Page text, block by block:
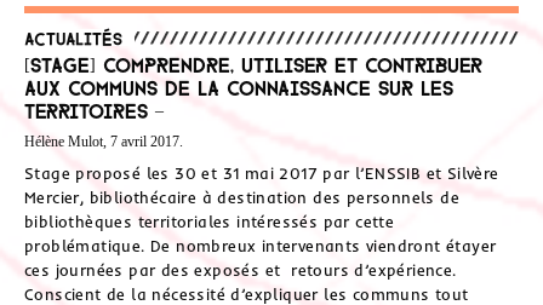
Actualités
[Stage] Comprendre, utiliser et contribuer
aux communs de la connaissance sur les
territoires –
Hélène Mulot, 7 avril 2017.
Stage proposé les 30 et 31 mai 2017 par l’ENSSIB et Silvère
Mercier, bibliothécaire à destination des personnels de
bibliothèques territoriales intéressés par cette
problématique. De nombreux intervenants viendront étayer
ces journées par des exposés et retours d’expérience.
Conscient de la nécessité d’expliquer les communs tout